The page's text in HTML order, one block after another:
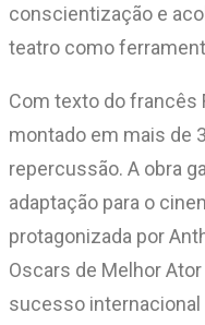
conscientização e
teatro como
Com texto do francês
montado em mais de
repercussão. A obra
adaptação para o
protagonizada por
Oscars de Melhor
sucesso internacional